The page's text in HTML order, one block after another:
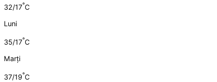
32/17°C
Luni
35/17°C
Marți
37/19°C